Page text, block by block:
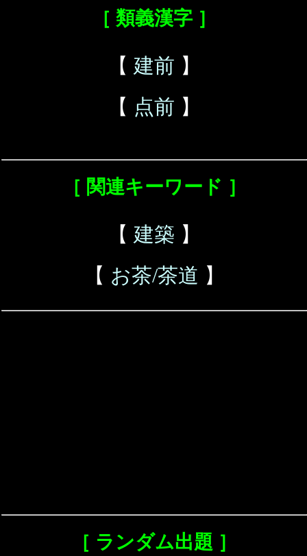
［ 類義漢字 ］
【 建前 】
【 点前 】
［ 関連キーワード ］
【 建築 】
【 お茶/茶道 】
［ ランダム出題 ］